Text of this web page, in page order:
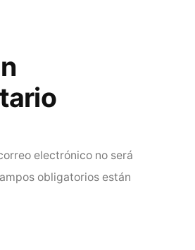
electrónico no será
obligatorios están